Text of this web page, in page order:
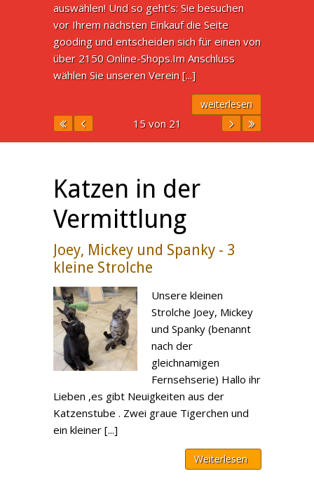
auswählen! Und so geht’s: Sie besuchen
vor Ihrem nächsten Einkauf die Seite
gooding und entscheiden sich für einen von
über 2150 Online-Shops.Im Anschluss
wählen Sie unseren Verein [...]
weiterlesen
15 von 21
Katzen in der
Vermittlung
Joey, Mickey und Spanky - 3
kleine Strolche
Unsere kleinen
Strolche Joey, Mickey
und Spanky (benannt
nach der
gleichnamigen
Fernsehserie) Hallo ihr
Lieben ,es gibt Neuigkeiten aus der
Katzenstube . Zwei graue Tigerchen und
ein kleiner [...]
Weiterlesen